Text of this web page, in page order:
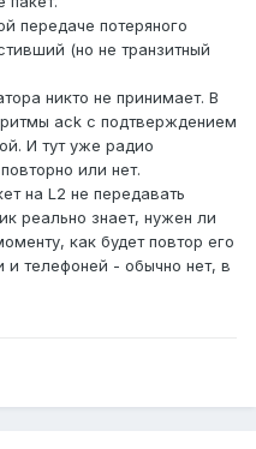
передаче потеряного
(но не транзитный
никто не принимает. В
ack с подтверждением
И тут уже радио
или нет.
на L2 не передавать
реально знает, нужен ли
как будет повтор его
и телефоней - обычно нет, в